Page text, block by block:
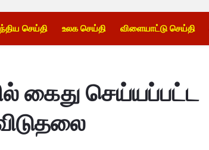
செய்தி உலக செய்தி விளையாட்டு செய்தி
கைது செய்யப்பட்ட